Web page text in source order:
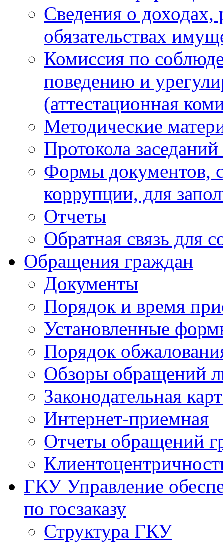
Сведения о доходах,
обязательствах
Комиссия по
поведению и
(аттестационная
Методические
Протокола
Формы документов,
коррупции, для
Отчеты
Обратная связь для
Обращения граждан
Документы
Порядок и время
Установленные
Порядок
Обзоры обращений
Законодательная
Интернет-приемная
Отчеты обращений
ГКУ Управление
по госзаказу
Структура ГКУ